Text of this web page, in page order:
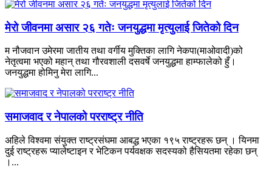
मेरो जीवनमा असार २६ गतेः जनयुद्धमा मृत्युलाई जितेको दिन
म नौजवान उमेरमा जातीय तथा वर्गीय मुक्तिका लागि नेकपा(माओवादी)को
नेतृत्वमा भएको महान् तथा गौरवशाली दसवर्षे जनयुद्धमा हाम्फालेको हुँ।
जनयुद्धमा होमिनु मेरा लागि...
समाजवाद र नेपालको परराष्ट्र नीति
अहिले विश्वमा संयुक्त राष्ट्रसंघमा आबद्ध भएका १९५ राष्ट्रहरू छन् । यिनमा
दुई राष्ट्रहरू प्यालेष्टाइन र भेटिकन पर्यवक्षक सदस्यको हैसियतमा रहेका छन्
।...